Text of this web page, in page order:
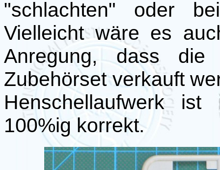
"schlachten" oder
Vielleicht wäre es
Anregung, dass
Zubehörset verkauft
Henschellaufwerk
100%ig korrekt.